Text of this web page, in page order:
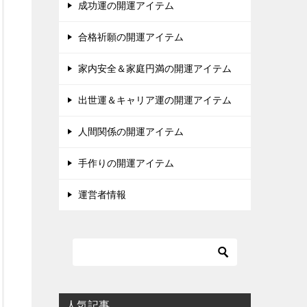
成功運の開運アイテム
合格祈願の開運アイテム
家内安全＆家庭円満の開運アイテム
出世運＆キャリア運の開運アイテム
人間関係の開運アイテム
手作りの開運アイテム
運営者情報